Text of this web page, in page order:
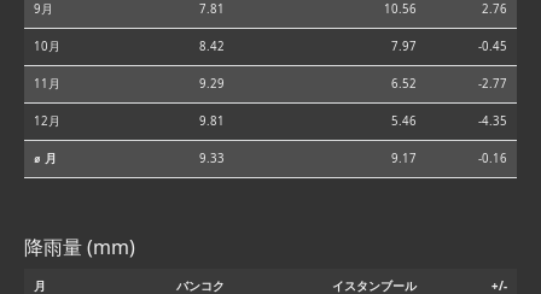
9月 7.81 10.56 2.76
10月 8.42 7.97 -0.45
11月 9.29 6.52 -2.77
12月 9.81 5.46 -4.35
⌀ 月 9.33 9.17 -0.16
降雨量 (mm)
月 バンコク イスタンブール +/-